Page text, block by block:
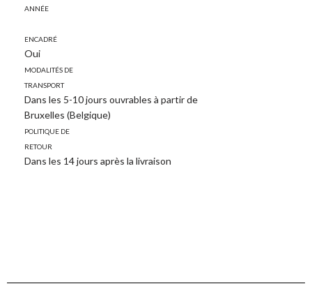
Année
Encadré
Oui
Modalités de
transport
Dans les 5-10 jours ouvrables à partir de
Bruxelles (Belgique)
Politique de
retour
Dans les 14 jours après la livraison